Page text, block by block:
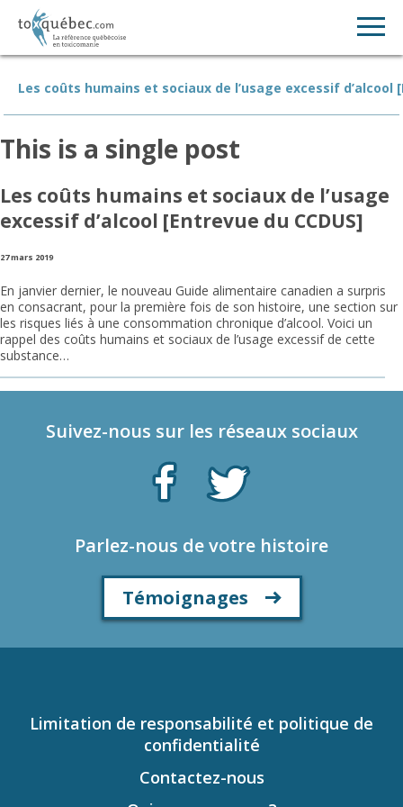
Les coûts humains et sociaux de l’usage excessif d’alcool
This is a single post
Les coûts humains et sociaux de l’usage
excessif d’alcool [Entrevue du CCDUS]
27 mars 2019
En janvier dernier, le nouveau Guide alimentaire canadien a surpris
en consacrant, pour la première fois de son histoire, une section sur
les risques liés à une consommation chronique d’alcool. Voici un
rappel des coûts humains et sociaux de l’usage excessif de cette
substance…
Suivez-nous sur les réseaux sociaux
Parlez-nous de votre histoire
Témoignages
Limitation de responsabilité et politique de
confidentialité
Contactez-nous